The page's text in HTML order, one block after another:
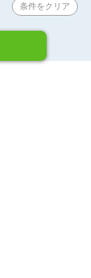
条件をクリア